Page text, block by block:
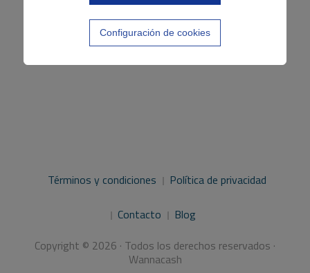
Configuración de cookies
Términos y condiciones Política de privacidad
Contacto
Blog
Copyright © 2026 · Todos los derechos reservados ·
Wannacash